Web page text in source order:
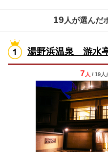
19 人が選んだ
湯野浜温泉 游水
7 人 / 19人